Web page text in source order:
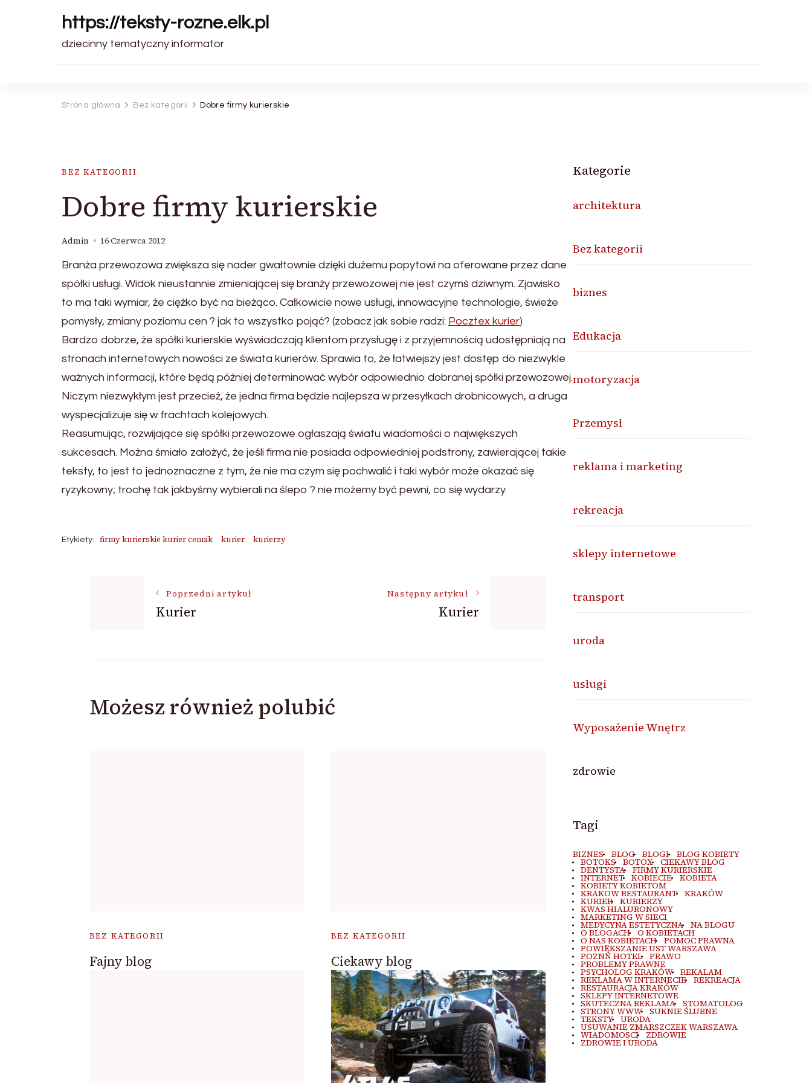
https://teksty-rozne.elk.pl
dziecinny tematyczny informator
Strona główna Bez kategorii Dobre firmy kurierskie
BEZ KATEGORII
Dobre firmy kurierskie
Admin 16 Czerwca 2012
Branża przewozowa zwiększa się nader gwałtownie dzięki dużemu popytowi na oferowane przez dane
spółki usługi. Widok nieustannie zmieniającej się branży przewozowej nie jest czymś dziwnym. Zjawisko
to ma taki wymiar, że ciężko być na bieżąco. Całkowicie nowe usługi, innowacyjne technologie, świeże
pomysły, zmiany poziomu cen ? jak to wszystko pojąć? (zobacz jak sobie radzi: Pocztex kurier)
Bardzo dobrze, że spółki kurierskie wyświadczają klientom przysługę i z przyjemnością udostępniają na
stronach internetowych nowości ze świata kurierów. Sprawia to, że łatwiejszy jest dostęp do niezwykle
ważnych informacji, które będą później determinować wybór odpowiednio dobranej spółki przewozowej.
Niczym niezwykłym jest przecież, że jedna firma będzie najlepsza w przesyłkach drobnicowych, a druga
wyspecjalizuje się w frachtach kolejowych.
Reasumując, rozwijające się spółki przewozowe ogłaszają światu wiadomości o największych
sukcesach. Można śmiało założyć, że jeśli firma nie posiada odpowiedniej podstrony, zawierającej takie
teksty, to jest to jednoznaczne z tym, że nie ma czym się pochwalić i taki wybór może okazać się
ryzykowny; trochę tak jakbyśmy wybierali na ślepo ? nie możemy być pewni, co się wydarzy.
Etykiety: firmy kurierskie kurier cennik kurier kurierzy
NawigacjaPoprzedni artykuł
Kurier
Następny artykuł
Kurier
Możesz również polubić
BEZ KATEGORII
Fajny blog
BEZ KATEGORII
Ciekawy blog
Kategorie
architektura
Bez kategorii
biznes
Edukacja
motoryzacja
Przemysł
reklama i marketing
rekreacja
sklepy internetowe
transport
uroda
usługi
Wyposażenie Wnętrz
zdrowie
Tagi
BIZNES BLOG BLOGI BLOG KOBIETY
BOTOKS BOTOX CIEKAWY BLOG
DENTYSTA FIRMY KURIERSKIE
INTERNET KOBIECIE KOBIETA
KOBIETY KOBIETOM
KRAKOW RESTAURANT KRAKÓW
KURIER KURIERZY
KWAS HIALURONOWY
MARKETING W SIECI
MEDYCYNA ESTETYCZNA NA BLOGU
O BLOGACH O KOBIETACH
O NAS KOBIETACH POMOC PRAWNA
POWIĘKSZANIE UST WARSZAWA
POZNŃ HOTEL PRAWO
PROBLEMY PRAWNE
PSYCHOLOG KRAKÓW REKALAM
REKLAMA W INTERNECIE REKREACJA
RESTAURACJA KRAKÓW
SKLEPY INTERNETOWE
SKUTECZNA REKLAMA STOMATOLOG
STRONY WWW SUKNIE ŚLUBNE
TEKSTY URODA
USUWANIE ZMARSZCZEK WARSZAWA
WIADOMOSCI ZDROWIE
ZDROWIE I URODA